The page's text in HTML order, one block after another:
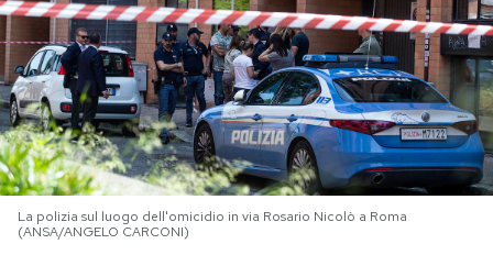
PODCAST
NEWSLETTER
I MIEI PREFERITI
La polizia sul luogo dell'omicidio in via Rosario Nicolò a Roma
(ANSA/ANGELO CARCONI)